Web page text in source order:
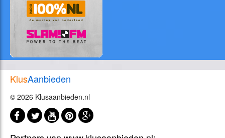
KlusAanbieden
© 2026 Klusaanbieden.nl